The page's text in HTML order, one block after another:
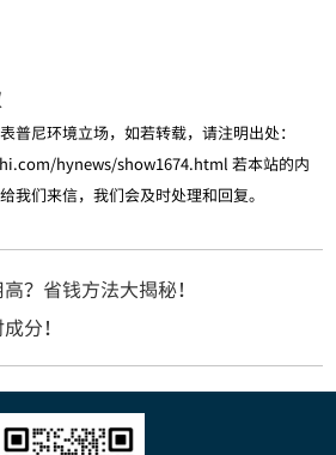
普尼环境立场，如若转载，请注明出处：
hynews/show1674.html 若本站的内
我们来信，我们会及时处理和回复。
？省钱方法大揭秘！
分！